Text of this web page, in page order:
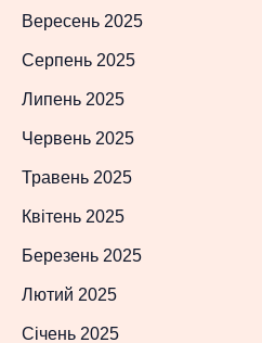
Вересень 2025
Серпень 2025
Липень 2025
Червень 2025
Травень 2025
Квітень 2025
Березень 2025
Лютий 2025
Січень 2025